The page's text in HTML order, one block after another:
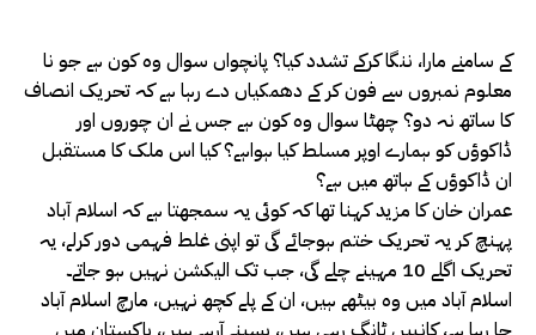
کے سامنے مارا، ننگا کرکے تشدد کیا؟ پانچواں سوال وہ کون ہے جو نا
معلوم نمبروں سے فون کر کے دھمکیاں دے رہا ہے کہ تحریک انصاف
کا ساتھ نہ دو؟ چھٹا سوال وہ کون ہے جس نے ان چوروں اور
ڈاکوؤں کو ہمارے اوپر مسلط کیا ہواہے؟ کیا اس ملک کا مستقبل
ان ڈاکوؤں کے ہاتھ میں ہے؟
عمران خان کا مزید کہنا تھا کہ کوئی یہ سمجھتا ہے کہ اسلام آباد
پہنچ کر یہ تحریک ختم ہوجائے گی تو اپنی غلط فہمی دور کرلے، یہ
تحریک اگلے 10 مہینے چلے گی، جب تک الیکشن نہیں ہو جاتے۔
اسلام آباد میں وہ بیٹھے ہیں، ان کے پلے کچھ نہیں، مارچ اسلام آباد